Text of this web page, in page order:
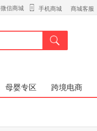
微信商城 手机商城 商城客服
母婴专区 跨境电商